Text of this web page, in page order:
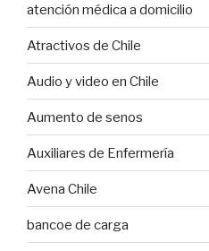
atención médica a domicilio
Atractivos de Chile
Audio y video en Chile
Aumento de senos
Auxiliares de Enfermería
Avena Chile
bancoe de carga